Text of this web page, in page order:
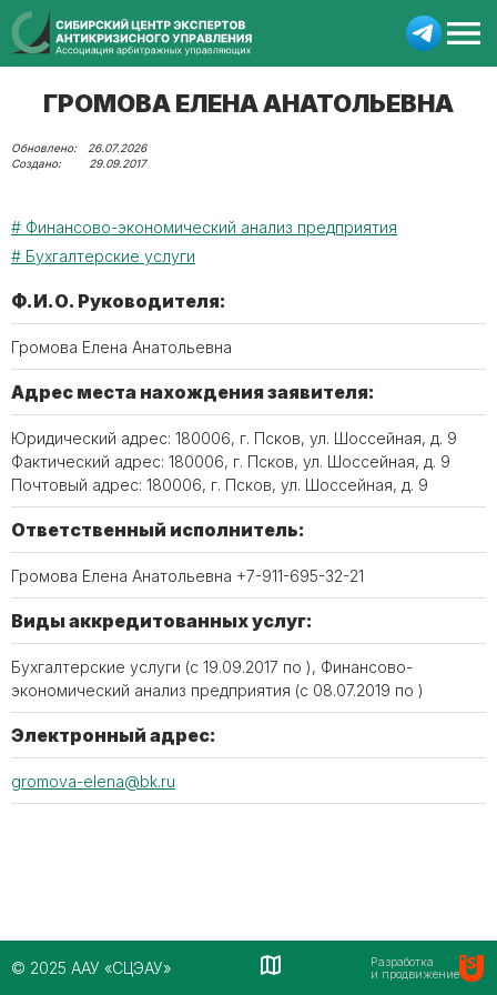
ГРОМОВА ЕЛЕНА АНАТОЛЬЕВНА
26.07.2026
29.09.2017
Финансово-экономический анализ предприятия
Бухгалтерские услуги
Ф.И.О. Руководителя:
Громова Елена Анатольевна
Адрес места нахождения заявителя:
Юридический адрес: 180006, г. Псков, ул. Шоссейная, д. 9
Фактический адрес: 180006, г. Псков, ул. Шоссейная, д. 9
Почтовый адрес: 180006, г. Псков, ул. Шоссейная, д. 9
Ответственный исполнитель:
Громова Елена Анатольевна +7-911-695-32-21
Виды аккредитованных услуг:
Бухгалтерские услуги (c 19.09.2017 по ), Финансово-
экономический анализ предприятия (c 08.07.2019 по )
Электронный адрес:
gromova-elena@bk.ru
© 2025 ААУ «СЦЭАУ»
Разработка
и продвижение